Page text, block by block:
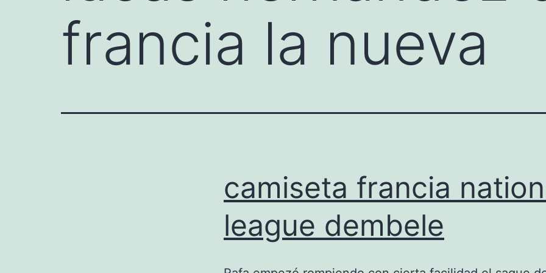
francia la nueva
camiseta francia
league dembele